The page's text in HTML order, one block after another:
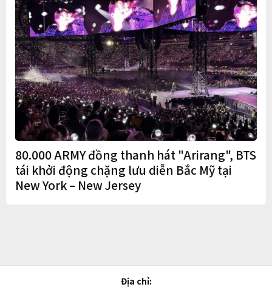
80.000 ARMY đồng thanh hát "Arirang", BTS
tái khởi động chặng lưu diễn Bắc Mỹ tại
New York – New Jersey
Địa chỉ: